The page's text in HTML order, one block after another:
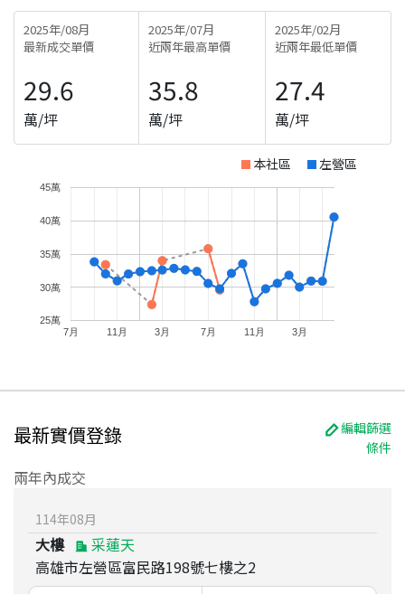
2025年/08月
最新成交單價
29.6
萬/坪
2025年/07月
近兩年最高單價
35.8
萬/坪
2025年/02月
近兩年最低單價
27.4
萬/坪
本社區 左營區
7月 11月 3月 7月 11月 3月
25萬
30萬
35萬
40萬
45萬
最新實價登錄
編輯篩選
條件
兩年內成交
114年08月
大樓
采蓮天
高雄市左營區富民路198號七樓之2